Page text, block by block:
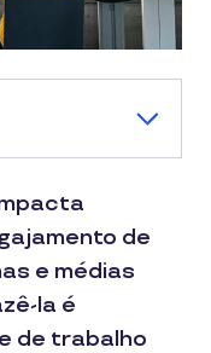
de
e médias
la é
de trabalho